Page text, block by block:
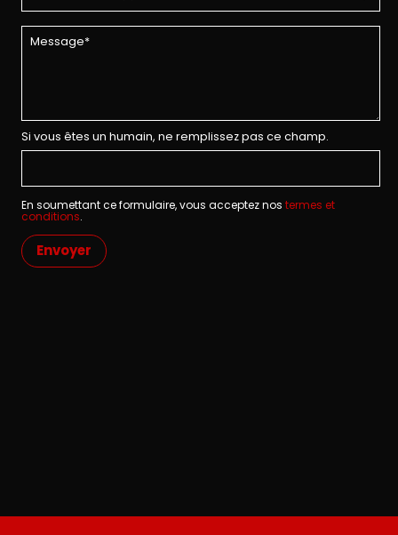
Si vous êtes un humain, ne remplissez pas ce champ.
En soumettant ce formulaire, vous acceptez nos termes et
conditions.
Envoyer